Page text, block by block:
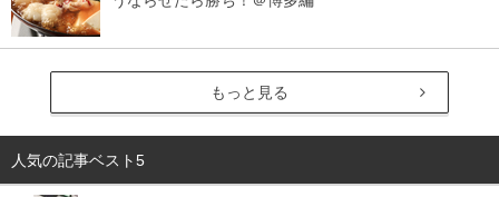
もっと見る
人気の記事ベスト5